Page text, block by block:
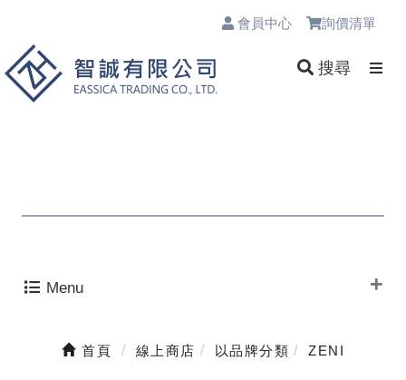
會員中心 詢價清單
搜尋
Menu
首頁 線上商店 以品牌分類 ZENI